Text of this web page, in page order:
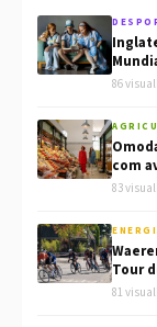
86
com
83
Tour
81